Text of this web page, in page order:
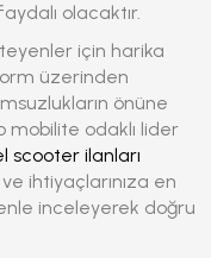
olacaktır.
için harika
üzerinden
önüne
mobilite odaklı lider
scooter ilanları
ihtiyaçlarınıza en
inceleyerek doğru